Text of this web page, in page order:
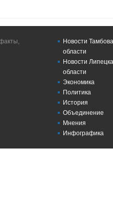
Новости
области
Новости
области
Экономика
Политика
История
Объединение
Мнения
Инфографика